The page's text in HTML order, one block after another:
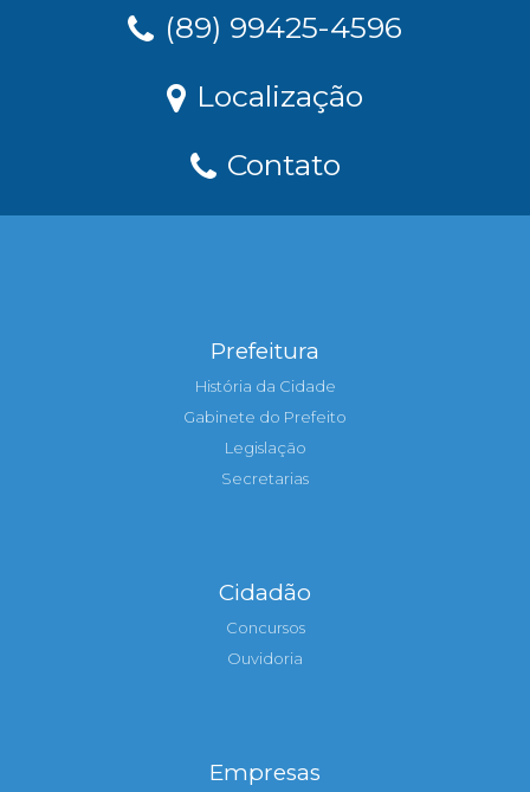
(89) 99425-4596
Localização
Contato
Prefeitura
História da Cidade
Gabinete do Prefeito
Legislação
Secretarias
Cidadão
Concursos
Ouvidoria
Empresas